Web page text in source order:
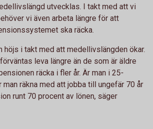
utvecklas. I takt med att vi
vi även arbeta längre för att
ska räcka.
höjs i takt med att medellivslängden ökar.
leva längre än de som är äldre
räcka i fler år. Är man i 25-
man räkna med att jobba till ungefär 70 år
runt 70 procent av lönen, säger